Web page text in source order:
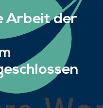
Arbeit der